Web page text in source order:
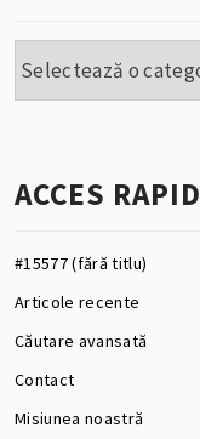
ACCES RAPID
#15577 (fără titlu)
Articole recente
Căutare avansată
Contact
Misiunea noastră